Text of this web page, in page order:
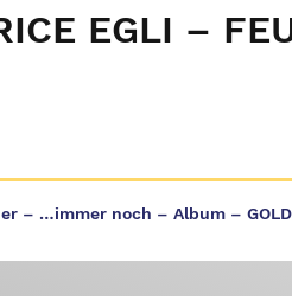
EGLI –
– …immer noch – Album – GOLD